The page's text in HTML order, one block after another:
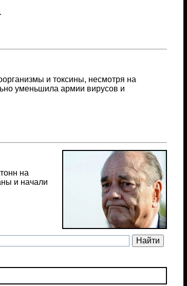
и токсины, несмотря на
уменьшила армии вирусов и
на
и начали